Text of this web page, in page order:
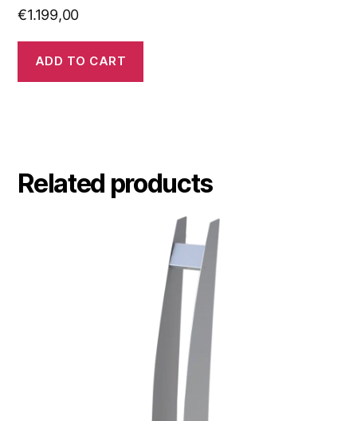
€1.199,00
ADD TO CART
Related products